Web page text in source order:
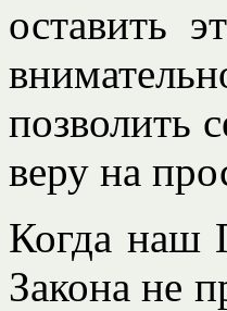
оставить
позволить
веру на
Когда наш
Закона не